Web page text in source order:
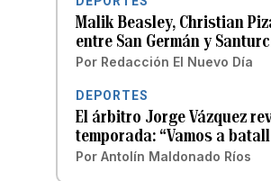
Malik Beasley, Christian
entre San Germán y
Por Redacción El Nuevo Día
DEPORTES
El árbitro Jorge Vázquez
temporada: “Vamos a
Por Antolín Maldonado Ríos